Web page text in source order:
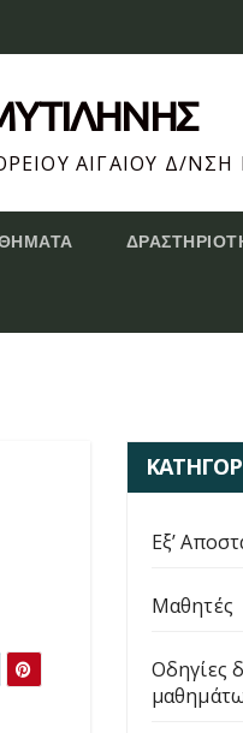
ΑΙΓΑΙΟΥ Δ/
Εξ’
Μαθητές
Οδηγίες